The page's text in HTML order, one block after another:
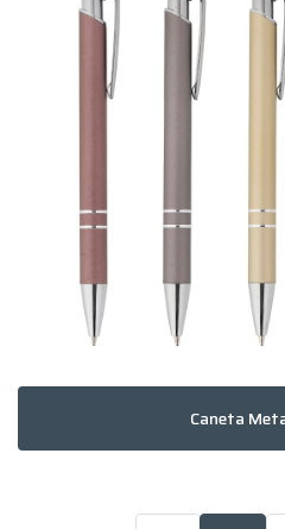
Caneta